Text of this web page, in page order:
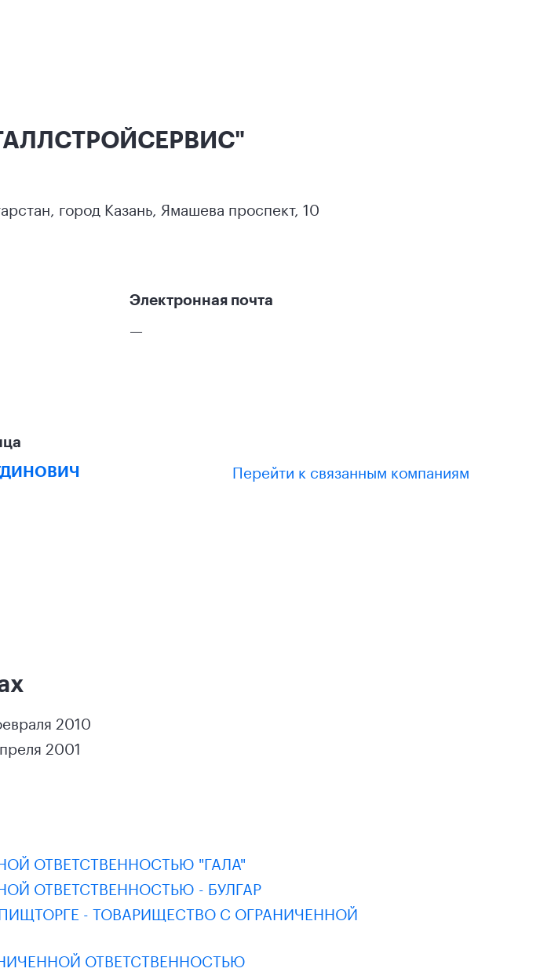
, город Казань, Ямашева проспект, 10
Электронная почта
—
Перейти к связанным компаниям
2010
2001
ОТВЕТСТВЕННОСТЬЮ "ГАЛА"
ОТВЕТСТВЕННОСТЬЮ - БУЛГАР
- ТОВАРИЩЕСТВО С ОГРАНИЧЕННОЙ
ОТВЕТСТВЕННОСТЬЮ